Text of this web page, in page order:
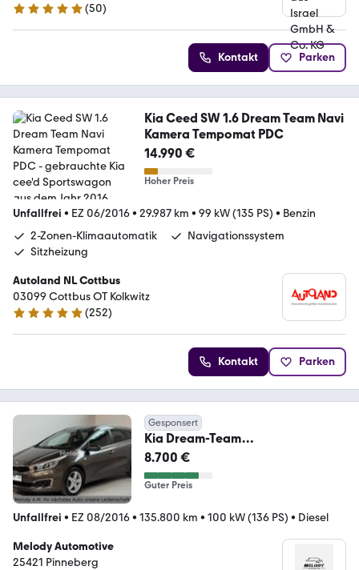
4.8 Sterne
(50)
Kontakt Parken
Kia Ceed SW 1.6 Dream Team Navi
Kamera Tempomat PDC
14.990 €
Hoher Preis
Unfallfrei • EZ 06/2016• 29.987 km • 99 kW (135 PS) • Benzin
2-Zonen-Klimaautomatik
Navigationssystem
Sitzheizung
Autoland NL Cottbus
03099 Cottbus OT Kolkwitz
4.8 Sterne
(252)
Kontakt Parken
Gesponsert
Kia Dream-Team
Edition*Sparsam*Lückenlos
Scheckheft*
8.700 €
Guter Preis
Unfallfrei • EZ 08/2016• 135.800 km • 100 kW (136 PS) • Diesel
Melody Automotive
25421 Pinneberg